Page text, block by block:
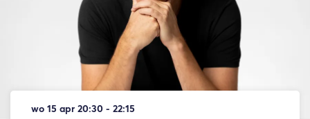
wo 15 apr 20:30 - 22:15